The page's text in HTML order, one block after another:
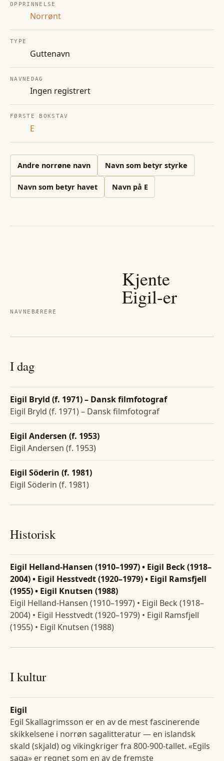
OPPRINNELSE
Norrønt
TYPE
Guttenavn
NAVNEDAG
Ingen registrert
FØRSTE BOKSTAV
E
Andre norrøne navn Navn som betyr styrke
Navn som betyr havet Navn på E
NAVNEBÆRERE
Kjente
Eigil-er
I dag
Eigil Bryld (f. 1971) – Dansk filmfotograf
Eigil Bryld (f. 1971) – Dansk filmfotograf
Eigil Andersen (f. 1953)
Eigil Andersen (f. 1953)
Eigil Söderin (f. 1981)
Eigil Söderin (f. 1981)
Historisk
Eigil Helland-Hansen (1910–1997) • Eigil Beck (1918–
2004) • Eigil Hesstvedt (1920–1979) • Eigil Ramsfjell
(1955) • Eigil Knutsen (1988)
Eigil Helland-Hansen (1910–1997) • Eigil Beck (1918–
2004) • Eigil Hesstvedt (1920–1979) • Eigil Ramsfjell
(1955) • Eigil Knutsen (1988)
I kultur
Eigil
Egil Skallagrimsson er en av de mest fascinerende
skikkelsene i norrøn sagalitteratur — en islandsk
skald (skjald) og vikingkriger fra 800-900-tallet. «Egils
saga» er regnet som en av de fremste